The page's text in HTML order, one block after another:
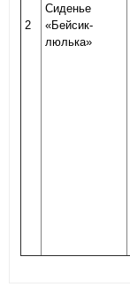
2
Сиденье
«Бейсик-
люлька»